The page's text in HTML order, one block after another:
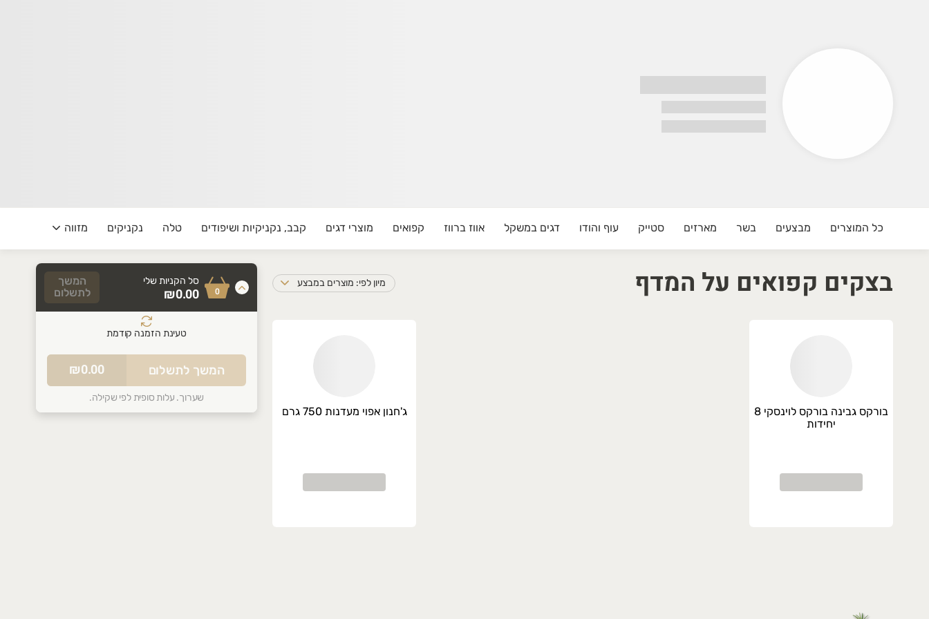
אנחנו בוחרים עבורכם את הנתחים הטובים ביותר,
שומרים על טריות מוקפדת ומתחייבים לשירות אישי.
כל המוצרים מבצעים בשר מארזים סטייק עוף והודו דגים במשקל אווז ברווז קפואים מוצרי דגים קבב, נקניקיות ושיפודים טלה נקניקים מזווה
0
סל הקניות שלי
₪0.00
המשך
לתשלום
טעינת הזמנה קודמת
סל הקניות שלכם ריק
התחילו להוסיף מוצרים
שערוך. עלות סופית לפי שקילה.
המשך לתשלום ₪0.00
בצקים קפואים על המדף מיון לפי: מוצרים במבצע
בורקס גבינה בורקס לוינסקי 8
יחידות
ג'חנון אפוי מעדנות 750 גרם